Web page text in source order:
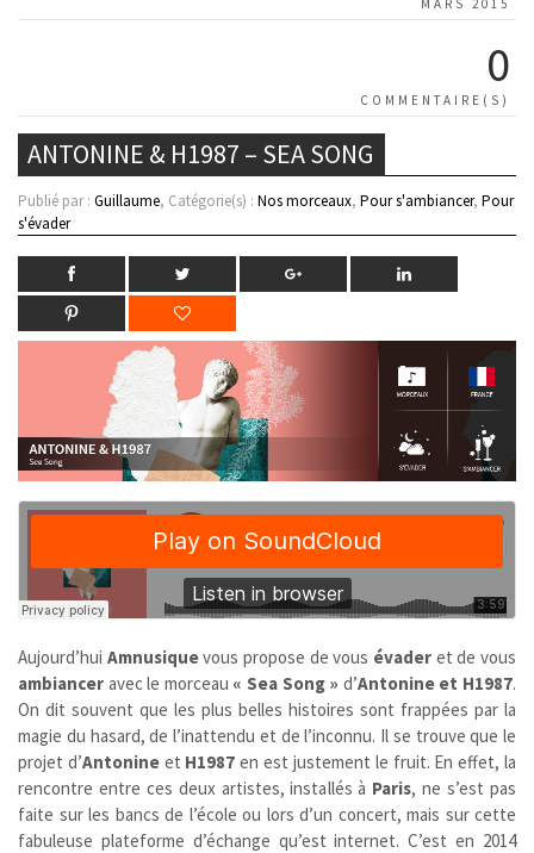
MARS 2015
0
COMMENTAIRE(S)
ANTONINE & H1987 – SEA SONG
Publié par : Guillaume, Catégorie(s) : Nos morceaux, Pour s'ambiancer, Pour
s'évader
Aujourd’hui Amnusiquevous propose de vous évader et de vous
ambiancer avec le morceau « Sea Song » d’Antonine et H1987.
On dit souvent que les plus belles histoires sont frappées par la
magie du hasard, de l’inattendu et de l’inconnu. Il se trouve que le
projet d’Antonineet H1987 en est justement le fruit. En effet, la
rencontre entre ces deux artistes, installés à Paris, ne s’est pas
faite sur les bancs de l’école ou lors d’un concert, mais sur cette
fabuleuse plateforme d’échange qu’est internet. C’est en 2014